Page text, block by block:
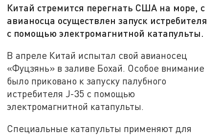
Китай стремится перегнать США на море, с
авианосца осуществлен запуск истребителя
с помощью электромагнитной катапульты.
В апреле Китай испытал свой авианосец
«Фуцзянь» в заливе Бохай. Особое внимание
было приковано к запуску палубного
истребителя J-35 с помощью
электромагнитной катапульты.
Специальные катапульты применяют для